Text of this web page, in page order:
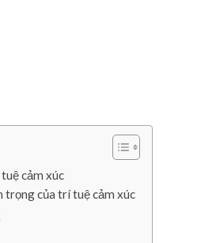
cảm xúc
trọng của trí tuệ cảm xúc